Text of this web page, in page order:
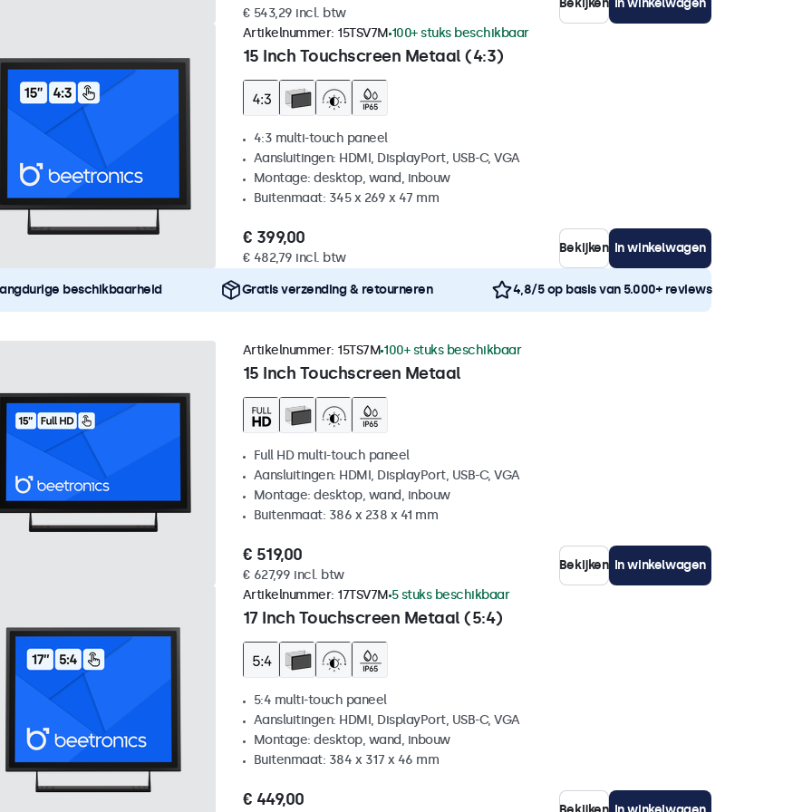
€ 543,29 incl. btw
Bekijken In winkelwagen
15 Inch Touchscreen Metaal (4:3)
Artikelnummer: 15TSV7M 100+ stuks beschikbaar
4:3 multi-touch paneel
Aansluitingen: HDMI, DisplayPort, USB-C, VGA
Montage: desktop, wand, inbouw
Buitenmaat: 345 x 269 x 47 mm
€ 399,00
€ 482,79 incl. btw
Bekijken In winkelwagen
beschikbaarheid Gratis verzending & retourneren 4,8/5 op basis van 5.000+ reviews
15 Inch Touchscreen Metaal
Artikelnummer: 15TS7M 100+ stuks beschikbaar
Full HD multi-touch paneel
Aansluitingen: HDMI, DisplayPort, USB-C, VGA
Montage: desktop, wand, inbouw
Buitenmaat: 386 x 238 x 41 mm
€ 519,00
€ 627,99 incl. btw
Bekijken In winkelwagen
17 Inch Touchscreen Metaal (5:4)
Artikelnummer: 17TSV7M 5 stuks beschikbaar
5:4 multi-touch paneel
Aansluitingen: HDMI, DisplayPort, USB-C, VGA
Montage: desktop, wand, inbouw
Buitenmaat: 384 x 317 x 46 mm
€ 449,00